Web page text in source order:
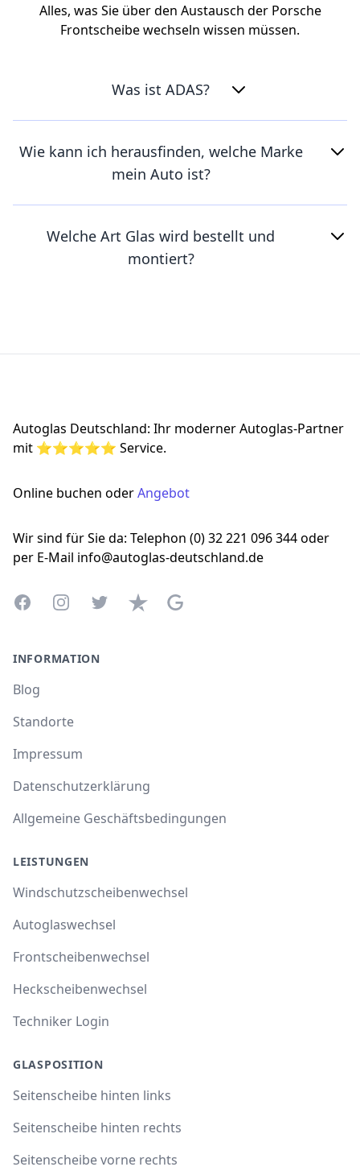
Alles, was Sie über den Austausch der Porsche
Frontscheibe wechseln wissen müssen.
Was ist ADAS?
Wie kann ich herausfinden, welche Marke
mein Auto ist?
Welche Art Glas wird bestellt und
montiert?
Autoglas Deutschland: Ihr moderner Autoglas-Partner
mit ⭐⭐⭐⭐⭐ Service.
Online buchen oderAngebot
Wir sind für Sie da: Telephon (0) 32 221 096 344 oder
per E-Mail info@autoglas-deutschland.de
FacebookInstagramTwitterTrustpilotGoogle Business Profile
INFORMATION
Blog
Standorte
Impressum
Datenschutzerklärung
Allgemeine Geschäftsbedingungen
LEISTUNGEN
Windschutzscheibenwechsel
Autoglaswechsel
Frontscheibenwechsel
Heckscheibenwechsel
Techniker Login
GLASPOSITION
Seitenscheibe hinten links
Seitenscheibe hinten rechts
Seitenscheibe vorne rechts